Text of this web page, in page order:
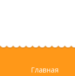
Главная